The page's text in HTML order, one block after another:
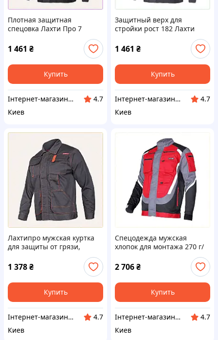
Плотная защитная
спецовка Лахти Про 7
функциональных карманов,
771PM3781
1 461 ₴
Купить
Інтернет-магазин ShopNow
4.7
Киев
Защитный верх для
стройки рост 182 Лахти
1 461 ₴
Купить
Інтернет-магазин ShopNow
4.7
Киев
Лахтипро мужская куртка
для защиты от грязи,
1 378₴
Купить
Інтернет-магазин ShopNow
4.7
Киев
Спецодежда мужская
хлопок для монтажа 270 г/
2 706₴
Купить
Інтернет-магазин ShopNow
4.7
Киев